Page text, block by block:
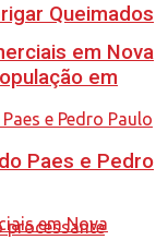
Queimados
em
em Nova
Paes e Pedro